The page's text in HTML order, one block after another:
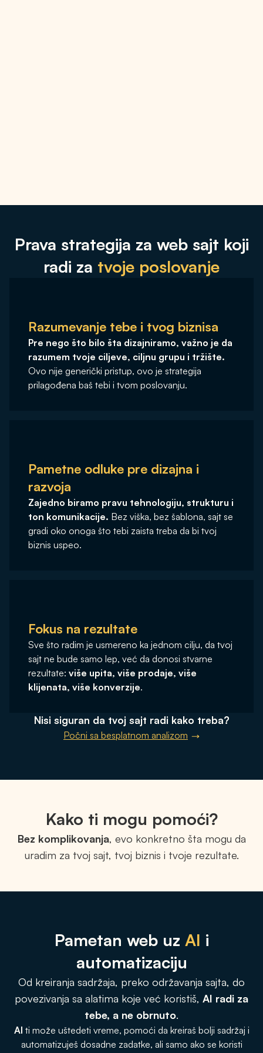
Prava strategija za web sajt koji
radi za tvoje poslovanje
Razumevanje tebe i tvog biznisa
Pre nego što bilo šta dizajniramo, važno je da
razumem tvoje ciljeve, ciljnu grupu i tržište.
Ovo nije generički pristup, ovo je strategija
prilagođena baš tebi i tvom poslovanju.
Pametne odluke pre dizajna i
razvoja
Zajedno biramo pravu tehnologiju, strukturu i
ton komunikacije. Bez viška, bez šablona, sajt se
gradi oko onoga što tebi zaista treba da bi tvoj
biznis uspeo.
Fokus na rezultate
Sve što radim je usmereno ka jednom cilju, da tvoj
sajt ne bude samo lep, već da donosi stvarne
rezultate: više upita, više prodaje, više
klijenata, više konverzije.
Nisi siguran da tvoj sajt radi kako treba?
Počni sa besplatnom analizom
Kako ti mogu pomoći?
Bez komplikovanja, evo konkretno šta mogu da
uradim za tvoj sajt, tvoj biznis i tvoje rezultate.
Pametan web uz AI i
automatizaciju
Od kreiranja sadržaja, preko održavanja sajta, do
povezivanja sa alatima koje već koristiš, AI radi za
tebe, a ne obrnuto.
AI ti može uštedeti vreme, pomoći da kreiraš bolji sadržaj i
automatizuješ dosadne zadatke, ali samo ako se koristi